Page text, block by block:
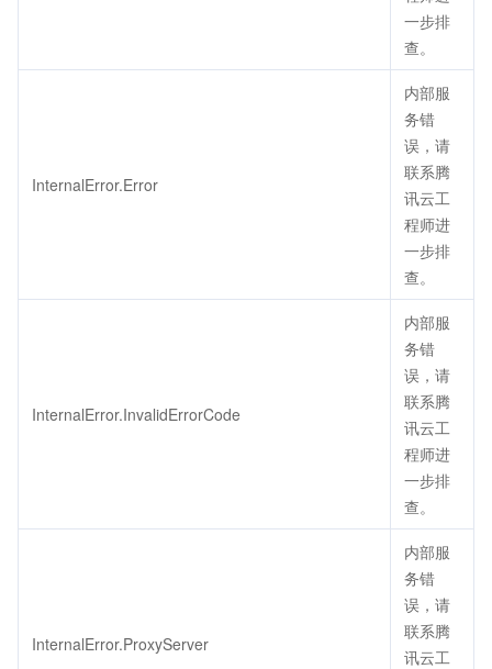
一步排
查。
InternalError.Error
内部服
务错
误，请
联系腾
讯云工
程师进
一步排
查。
InternalError.InvalidErrorCode
内部服
务错
误，请
联系腾
讯云工
程师进
一步排
查。
InternalError.ProxyServer
内部服
务错
误，请
联系腾
讯云工